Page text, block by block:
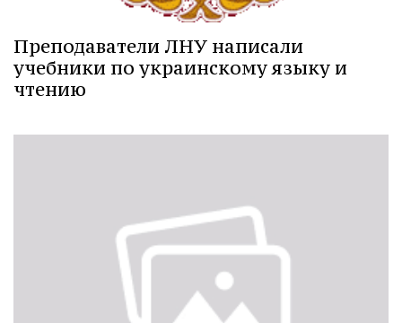
Преподаватели ЛНУ написали
учебники по украинскому языку и
чтению